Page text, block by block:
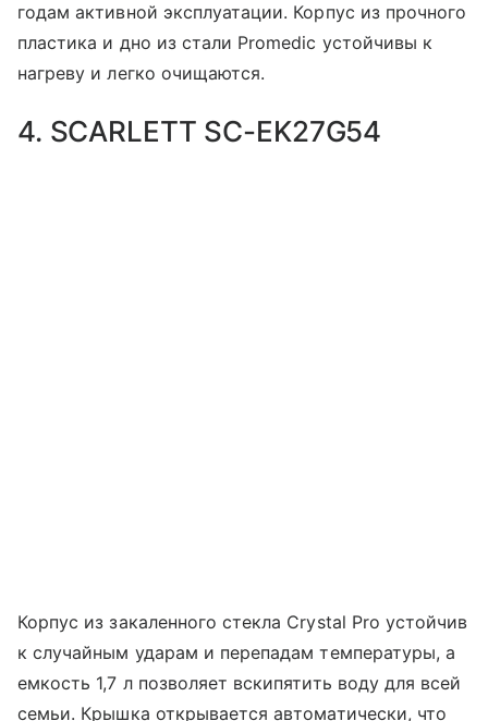
годам активной эксплуатации. Корпус из прочного
пластика и дно из стали Promedic устойчивы к
нагреву и легко очищаются.
4. SCARLETT SC-EK27G54
Корпус из закаленного стекла Crystal Pro устойчив
к случайным ударам и перепадам температуры, а
емкость 1,7 л позволяет вскипятить воду для всей
семьи. Крышка открывается автоматически, что